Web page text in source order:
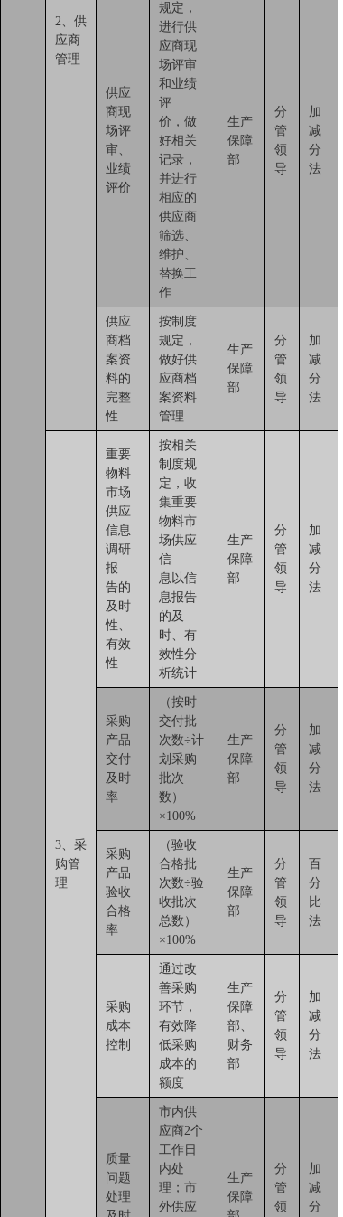
2、供
应商
管理
供应
商现
场评
审、
业绩
评价
规定，
进行供
应商现
场评审
和业绩
评
价，做
好相关
记录，
并进行
相应的
供应商
筛选、
维护、
替换工
作
生产
保障
部
分
管
领
导
加
减
分
法
供应
商档
案资
料的
完整
性
按制度
规定，
做好供
应商档
案资料
管理
生产
保障
部
分
管
领
导
加
减
分
法
3、采
购管
理
重要
物料
市场
供应
信息
调研
报
告的
及时
性、
有效
性
按相关
制度规
定，收
集重要
物料市
场供应
信
息以信
息报告
的及
时、有
效性分
析统计
生产
保障
部
分
管
领
导
加
减
分
法
采购
产品
交付
及时
率
（按时
交付批
次数÷计
划采购
批次
数）
×100%
生产
保障
部
分
管
领
导
加
减
分
法
采购
产品
验收
合格
率
（验收
合格批
次数÷验
收批次
总数）
×100%
生产
保障
部
分
管
领
导
百
分
比
法
采购
成本
控制
通过改
善采购
环节，
有效降
低采购
成本的
额度
生产
保障
部、
财务
部
分
管
领
导
加
减
分
法
质量
问题
处理
市内供
应商2个
工作日
内处
理；市
外供应
生产
保障
分
管
领
加
减
分